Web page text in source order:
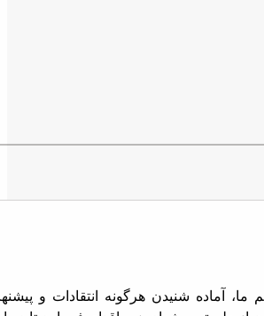
ما، آماده شنیدن هرگونه انتقادات و